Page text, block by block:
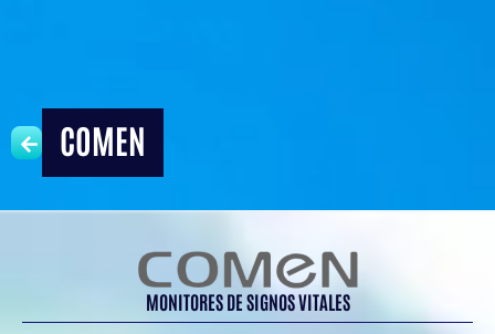
COMEN
MONITORES DE SIGNOS VITALES